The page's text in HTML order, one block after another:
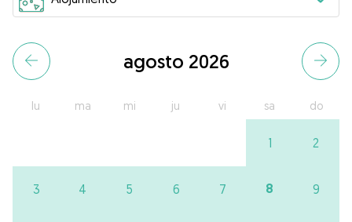
agosto 2026
lu ma mi ju vi sa do
1 2
3 4 5 6 7 8 9